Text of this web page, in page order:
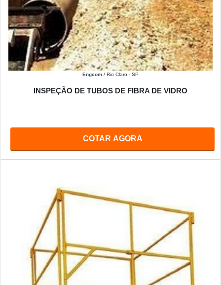
Engcom / Rio Claro - SP
INSPEÇÃO DE TUBOS DE FIBRA DE VIDRO
COTAR AGORA